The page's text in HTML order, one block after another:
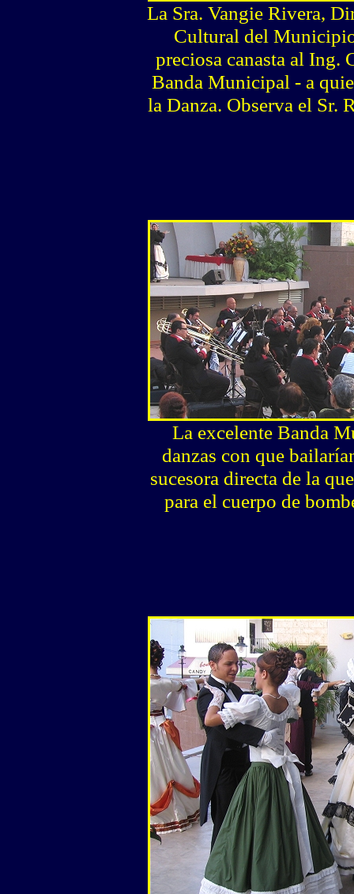
La Sra. Vangie Rivera,
Cultural del Municipio
preciosa canasta al Ing.
Banda Municipal - a
la Danza. Observa el Sr.
La excelente Banda
danzas con que
sucesora directa de la
para el cuerpo de